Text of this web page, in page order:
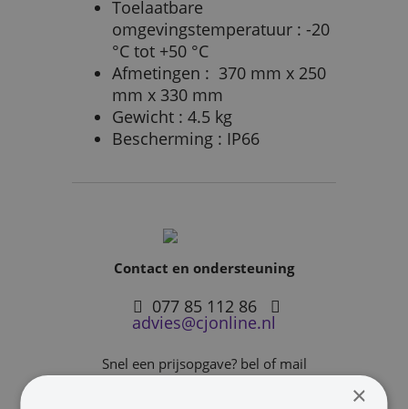
Toelaatbare
omgevingstemperatuur : -20
°C tot +50 °C
Afmetingen : 370 mm x 250
mm x 330 mm
Gewicht : 4.5 kg
Bescherming : IP66
Contact en ondersteuning
077 85 112 86
advies@cjonline.nl
Snel een prijsopgave? bel of mail
×